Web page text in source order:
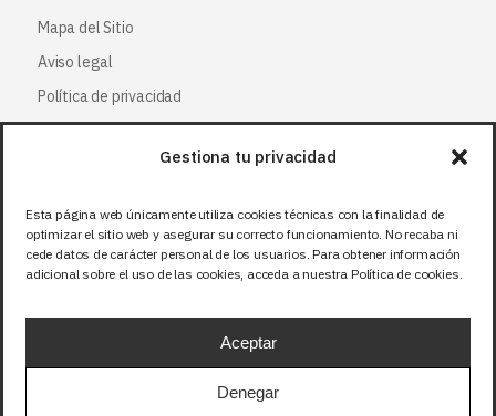
Gestiona tu privacidad
Esta página web únicamente utiliza cookies técnicas con la finalidad de
optimizar el sitio web y asegurar su correcto funcionamiento. No recaba ni
cede datos de carácter personal de los usuarios. Para obtener información
adicional sobre el uso de las cookies, acceda a nuestra Política de cookies.
Aceptar
Denegar
Mapa del Sitio
Aviso legal
Política de privacidad
Política de cookies
Síguenos
Facebook
X (Twitter)
Instagram